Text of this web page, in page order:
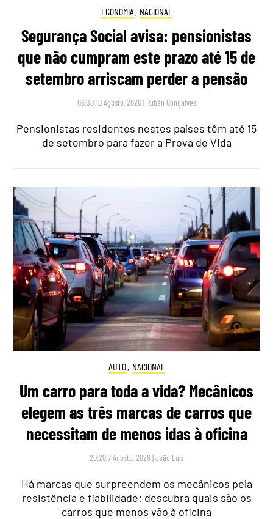
ECONOMIA , NACIONAL
Segurança Social avisa: pensionistas
que não cumpram este prazo até 15 de
setembro arriscam perder a pensão
06:30 10 Agosto, 2026 | Rubén Gonçalves
Pensionistas residentes nestes países têm até 15
de setembro para fazer a Prova de Vida
AUTO, NACIONAL
Um carro para toda a vida? Mecânicos
elegem as três marcas de carros que
necessitam de menos idas à oficina
20:20 7 Agosto, 2026 |João Luís
Há marcas que surpreendem os mecânicos pela
resistência e fiabilidade: descubra quais são os
carros que menos vão à oficina